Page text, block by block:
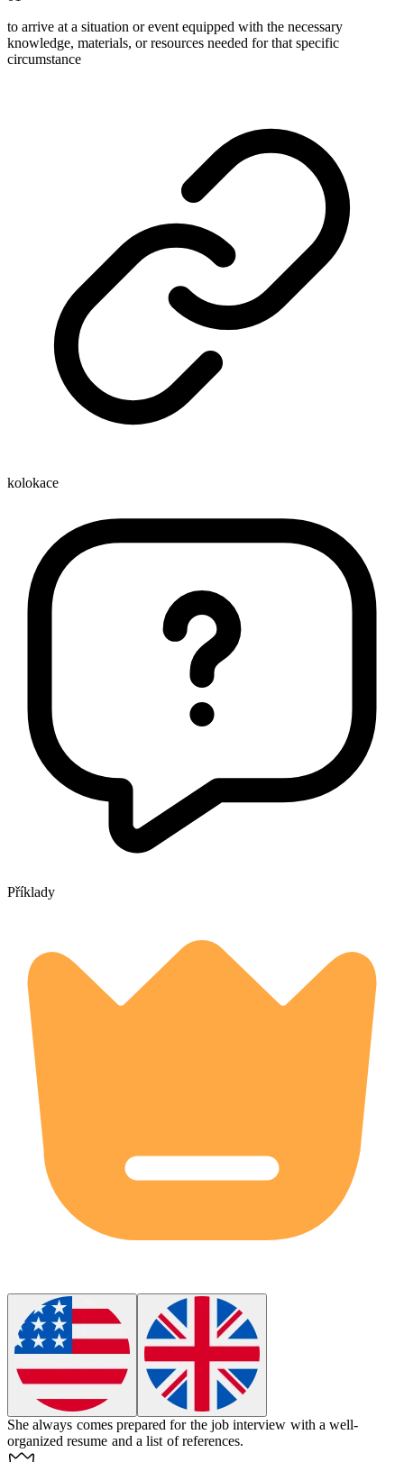
to arrive at a situation or event equipped with the necessary
knowledge, materials, or resources needed for that specific
circumstance
kolokace
Příklady
She always comes prepared for the job interview with a well-
organized resume and a list of references.